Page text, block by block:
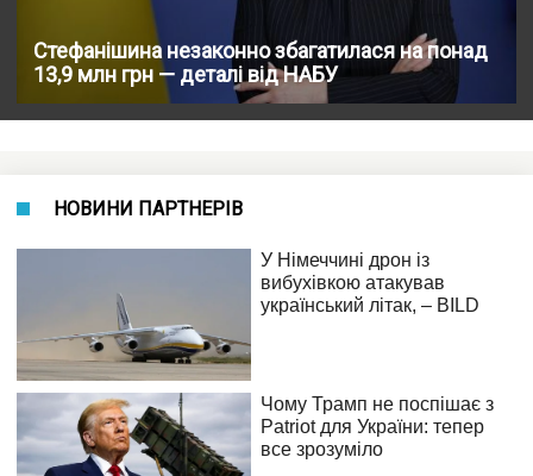
Стефанішина незаконно збагатилася на понад
13,9 млн грн — деталі від НАБУ
НОВИНИ ПАРТНЕРІВ